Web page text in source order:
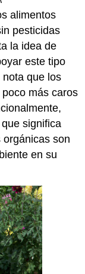
alimentos
pesticidas
la idea de
este tipo
que los
más caros
significa
orgánicas son
en su